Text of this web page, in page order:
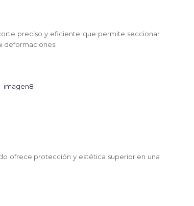
preciso y eficiente que permite seccionar
deformaciones.
ofrece protección y estética superior en una